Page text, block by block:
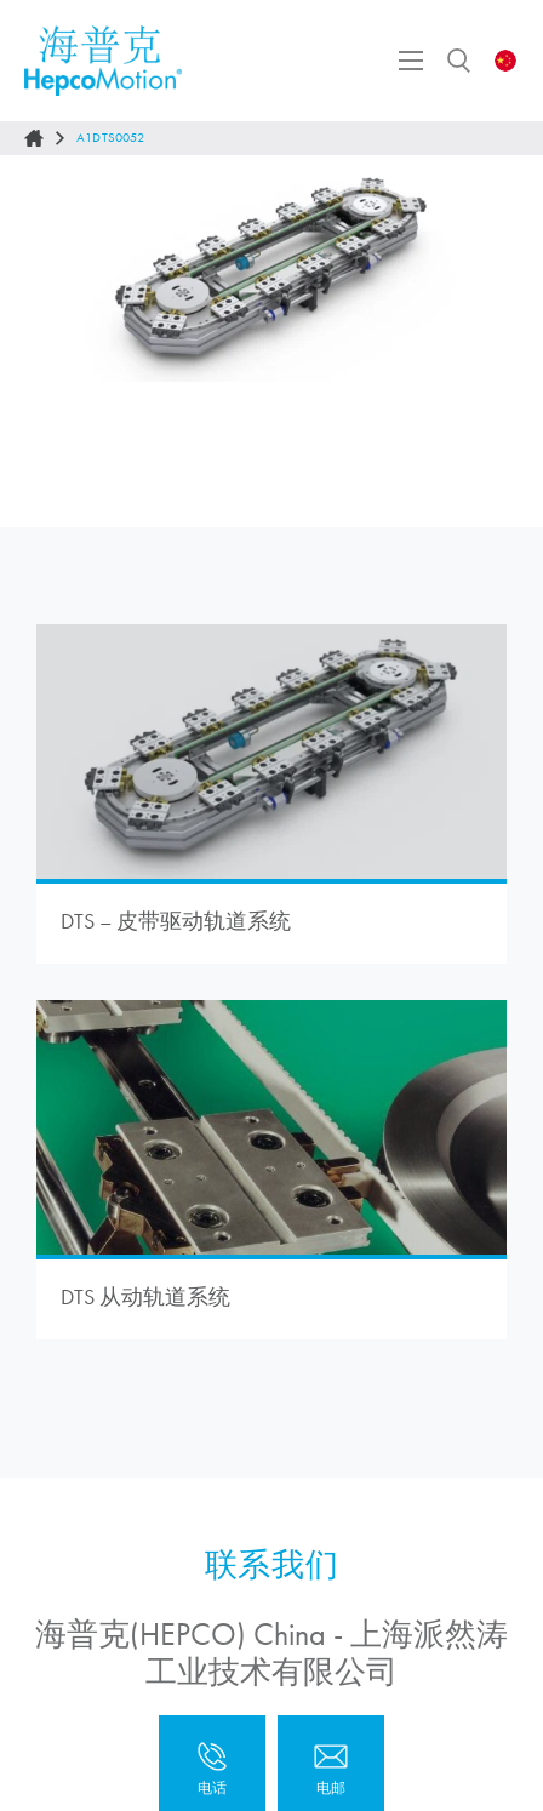
A1DTS0052
DTS – 皮带驱动轨道系统
DTS 从动轨道系统
海普克(HEPCO) China - 上海派然涛
工业技术有限公司